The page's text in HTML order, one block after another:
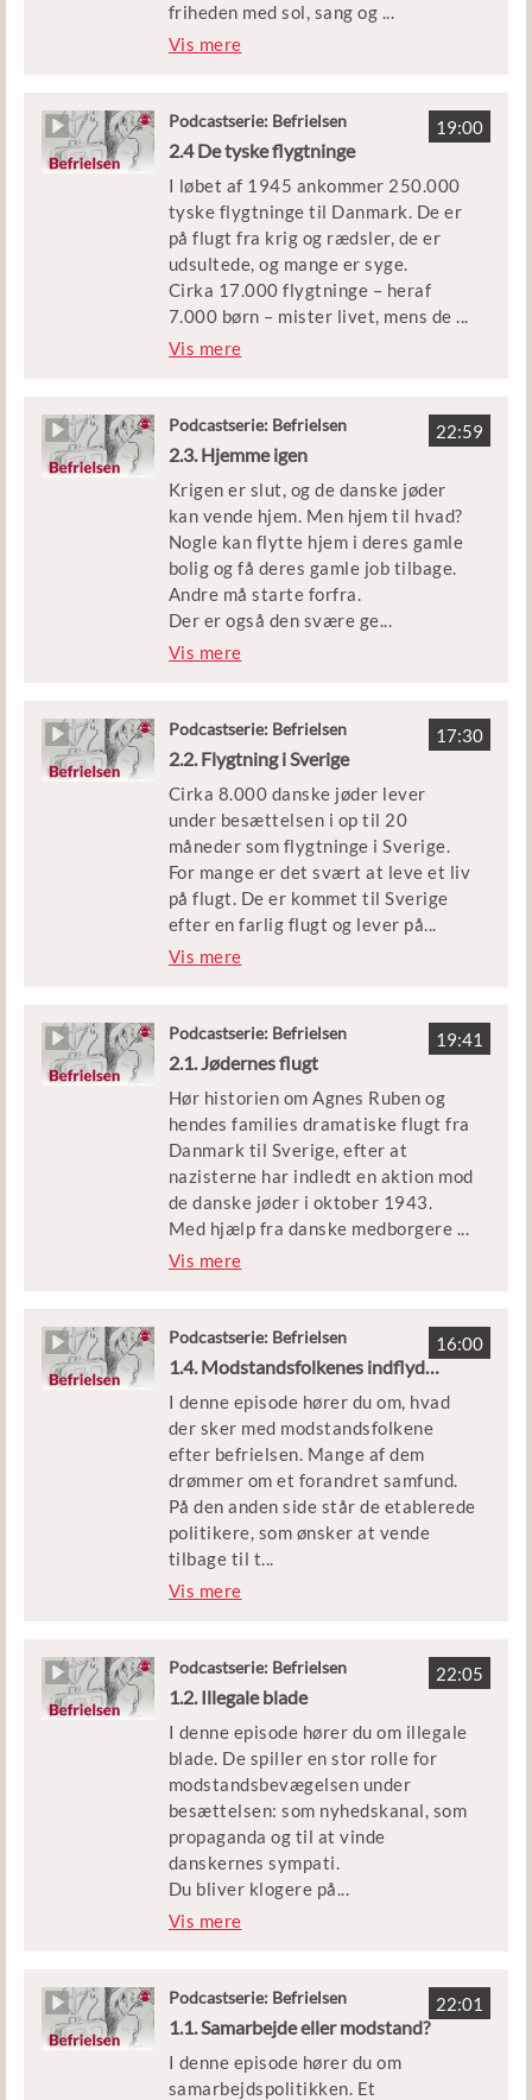
friheden med sol, sang og ...
skåltaler – men også med stor
Medvirkende: Historiker Claus
Bundgård Christensen
Klip: DR, Frihedsmuseet,
Filmcentralen, Radio Syd, Nils
Svalebøgs dokumentarfilm ’Jeg
glemmer det aldrig - en
modstandsmands erindringer’ og
Københavns Beredskab.
Vis mere
19:00
Podcastserie: Befrielsen
2.4 De tyske flygtninge
I løbet af 1945 ankommer 250.000
tyske flygtninge til Danmark. De er
på flugt fra krig og rædsler, de er
udsultede, og mange er syge.
Cirka 17.000 flygtninge – heraf
7.000 børn – mister livet, mens de ...
opholder sig i danske flygtningelejre
Men hvordan kommer det så vidt?
Hvad er det for nogle forhold, de
tyske flygtninge lever under? Og
hvorfor er der så mange flygtninge,
der dør?
Episoden er en del af podcastserien
’Befrielsen’.
Medvirkende: Historiker og tidl.
Klip: DR, Københavns Beredskab,
læge Gerda Seidelin Wegeners
rapport og filmen ’Danmark i lænker’.
Udgivet af Børne- og
Undervisningsministeriet
Vis mere
22:59
Podcastserie: Befrielsen
2.3. Hjemme igen
Krigen er slut, og de danske jøder
kan vende hjem. Men hjem til hvad?
Nogle kan flytte hjem i deres gamle
bolig og få deres gamle job tilbage.
Andre må starte forfra.
Der er også den svære ge...
nforening. Nogle forældre efterlod
de det, og hvad får det af betydning
for familielivet?
Og hvordan håndterer de
hjemvendte og deres omgivelser de
voldsomme oplevelser, som de
danske jøder har gennemgået under
krigen?
Episoden er en del af podcastserien
Medvirkende: Allan Falk og
historiker Sofie Lene Bak
Klip: Filmcentralen og Københavns
Beredskab
Udgivet af Børne- og
Undervisningsministeriet
Vis mere
17:30
Podcastserie: Befrielsen
2.2. Flygtning i Sverige
Cirka 8.000 danske jøder lever
under besættelsen i op til 20
måneder som flygtninge i Sverige.
For mange er det svært at leve et liv
på flugt. De er kommet til Sverige
efter en farlig flugt og lever på...
tålt ophold som flygtninge. Og
koncentrationslejren
Theresienstadt.
Episoden er en del af podcastserien
’Befrielsen’.
Medvirkende: Historiker Sofie Lene
Bak
Klip: DIIS, Københavns Beredskab og
Udgivet af Børne- og
Undervisningsministeriet
Vis mere
19:41
Podcastserie: Befrielsen
2.1. Jødernes flugt
Hør historien om Agnes Ruben og
hendes families dramatiske flugt fra
Danmark til Sverige, efter at
nazisterne har indledt en aktion mod
de danske jøder i oktober 1943.
Med hjælp fra danske medborgere ...
lykkedes det for næsten 8.000
koncentrationslejr.
Episoden er en del af podcastserien
’Befrielsen’.
Medvirkende: Agnes Ruben og
historiker Sofie Lene Bak
Klip: DR og Københavns Beredskab
Udgivet af Børne- og
Vis mere
16:00
Podcastserie: Befrielsen
1.4. Modstandsfolkenes indflydelse
I denne episode hører du om, hvad
der sker med modstandsfolkene
efter befrielsen. Mange af dem
drømmer om et forandret samfund.
På den anden side står de etablerede
politikere, som ønsker at vende
tilbage til t...
iden før krigen. Find ud af, hvem der
handlinger påvirker mange
modstandsfolk i årene efter krigen.
Episoden er en del af podcastserien
’Befrielsen’.
Medvirkende: Historiker Peter
Birkelund
Klip: DR, Københavns Beredskab,
Frihedsmuseet og interview med Lis
Udgivet af: Børne- og
Undervisningsministeriet
Vis mere
22:05
Podcastserie: Befrielsen
1.2. Illegale blade
I denne episode hører du om illegale
blade. De spiller en stor rolle for
modstandsbevægelsen under
besættelsen: som nyhedskanal, som
propaganda og til at vinde
danskernes sympati.
Du bliver klogere på...
, hvorfor danskere sætter livet på
blade spiller en afgørende rolle for
modstandsarbejdet.
Episoden er en del af podcastserien
Vis mere
22:01
Podcastserie: Befrielsen
1.1. Samarbejde eller modstand?
I denne episode hører du om
samarbejdspolitikken. Et